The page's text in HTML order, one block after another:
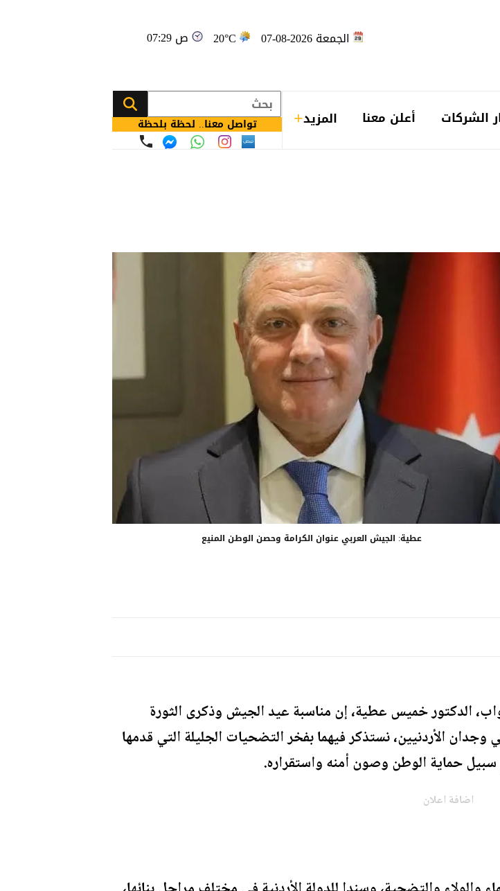
الجمعة 2026-08-07 20°C 07:29 ص
الشركات أعلن معنا المزيد تواصل معنا.. لحظة بلحظة
عطية: الجيش العربي عنوان الكرامة وحصن الوطن المنيع
الدكتور خميس عطية، إن مناسبة عيد الجيش وذكرى الثورة
الأردنيين، نستذكر فيهما بفخر التضحيات الجليلة التي قدمها
حماية الوطن وصون أمنه واستقراره.
اضافة اعلان